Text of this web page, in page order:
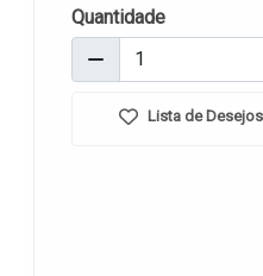
Quantidade
Lista de Desejos